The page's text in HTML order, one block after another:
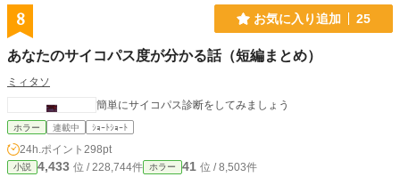
8 お気に入り追加 25
あなたのサイコパス度が分かる話（短編まとめ）
ミィタソ
簡単にサイコパス診断をしてみましょう
ホラー 連載中 ｼｮｰﾄｼｮｰﾄ
24h.ポイント 298pt
小説 4,433 位 / 228,744件 ホラー 41 位 / 8,503件